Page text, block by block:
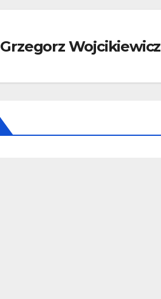
Grzegorz Wojcikiewicz